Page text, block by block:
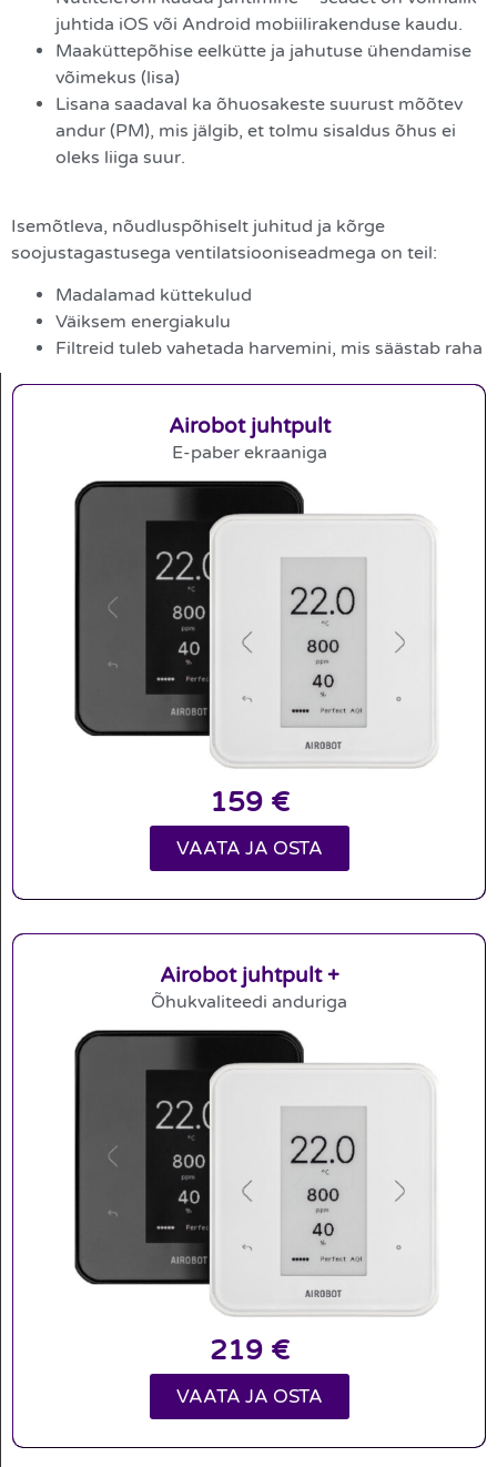
juhtida iOS või Android mobiilirakenduse kaudu.
Maaküttepõhise eelkütte ja jahutuse ühendamise
võimekus (lisa)
Lisana saadaval ka õhuosakeste suurust mõõtev
andur (PM), mis jälgib, et tolmu sisaldus õhus ei
oleks liiga suur.
Isemõtleva, nõudluspõhiselt juhitud ja kõrge
soojustagastusega ventilatsiooniseadmega on teil:
Madalamad küttekulud
Väiksem energiakulu
Filtreid tuleb vahetada harvemini, mis säästab raha
Airobot juhtpult
E-paber ekraaniga
159 €
VAATA JA OSTA
Airobot juhtpult +
Õhukvaliteedi anduriga
219 €
VAATA JA OSTA